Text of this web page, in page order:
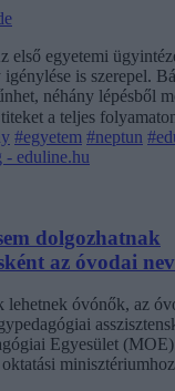
első egyetemi
is szerepel.
néhány lépésből
a teljes
#egyetem #neptun
- eduline.hu
dolgozhatnak
az óvodai
lehetnek óvónők, az
Egyesület